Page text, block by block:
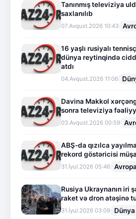
Tanınmış televiziya
saxlanılıb
07.Avqust.2026 10:43
16 yaşlı rusiyalı
dünya reytinqində
atdı
04.Avqust.2026 11:06
Davina Makkol
sonra televiziya
03.Avqust.2026 00:59
ABŞ-da qızılca
rekord göstəricisi
31.İyul.2026 05:46 Avropa
Rusiya Ukraynanın iri
raket və dron atəşinə
31.İyul.2026 03:09 Dünya